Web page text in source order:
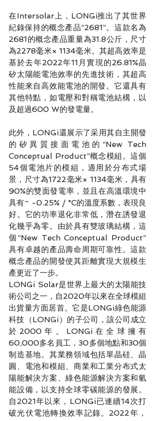
在Intersolar上，LONGi推出了其世界
紀錄保持的概念產品“2681”。這款名為
2681的概念產品重量為31.8公斤，尺寸
為2278毫米× 1134毫米。其超高效率是
基於去年2022年11月實現的26.81%晶
矽太陽能電池效率的先進技術，其超高
性能來自高效能電池的開發。它還具有
其他特點，如電壓和對稱電池結構，以
及超過600 W的發電量。
此外，LONGi還展示了采用其自主開發
的矽異質接面電池的“New Tech
Conceptual Product”概念模組。這個
54個電池片的模組，適用於分布式場
景，尺寸為1722毫米× 1134毫米，具有
90%的雙面發電率，並且在高溫環境中
具有~ -0.25% / °C的溫度系數，表現良
好。它的功率退化非常低，潛在誘發退
化幾乎為零。由於具有雙玻璃結構，這
個“New Tech Conceptual Product”
具有卓越的產品壽命周期可靠性。這款
概念產品的開發使其距離實現大規模生
產更近了一步。
LONGi Solar是世界上最大的太陽能技
術公司之一，自2020年以來在全球模組
出貨量方面居首。它是LONGi綠色能源
科技（LONGi）的子公司，該公司成立
於2000年。LONGi在全球擁有
60,000多名員工，30多個地點和30個
制造基地。其業務領域包括單晶硅、晶
圓、電池和模組、商業和工業分布式太
陽能解決方案、綠色能源解決方案和氫
能設備，以支持全球零碳能源的發展。
自2021年以來，LONGi已連續14次打
破光伏電池轉換效率記錄。2022年，